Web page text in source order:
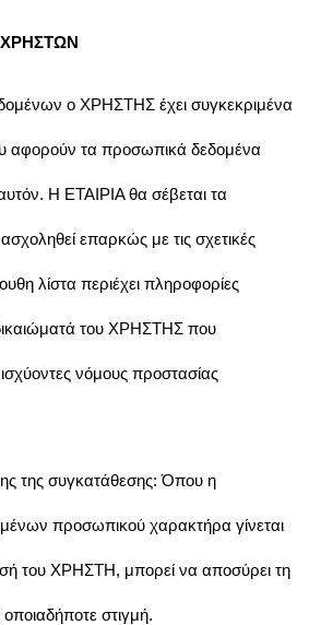
ΧΡΗΣΤΩΝ
ο ΧΡΗΣΤΗΣ έχει συγκεκριμένα
αφορούν τα προσωπικά δεδομένα
Η ΕΤΑΙΡΙΑ θα σέβεται τα
επαρκώς με τις σχετικές
λίστα περιέχει πληροφορίες
του ΧΡΗΣΤΗΣ που
νόμους προστασίας
της συγκατάθεσης: Όπου η
προσωπικού χαρακτήρα γίνεται
του ΧΡΗΣΤΗ, μπορεί να αποσύρει τη
στιγμή.